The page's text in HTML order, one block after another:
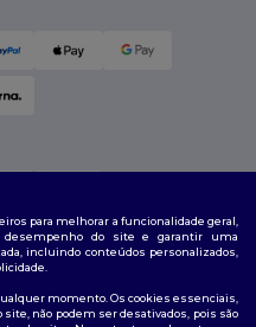
para melhorar a funcionalidade geral,
desempenho do site e garantir uma
incluindo conteúdos personalizados,
momento. Os cookies essenciais,
não podem ser desativados, pois são